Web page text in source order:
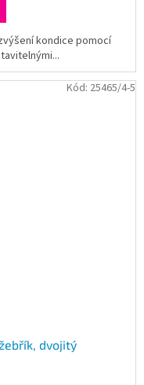
kondice pomocí
dvojitý
Kód: 25465/4-5